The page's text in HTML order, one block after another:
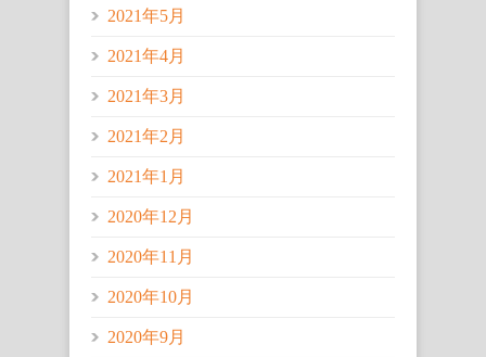
2021年5月
2021年4月
2021年3月
2021年2月
2021年1月
2020年12月
2020年11月
2020年10月
2020年9月